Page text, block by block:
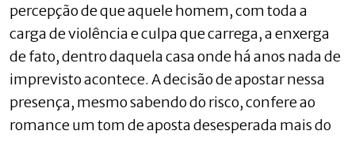
percepção de que aquele homem, com toda a
carga de violência e culpa que carrega, a enxerga
de fato, dentro daquela casa onde há anos nada de
imprevisto acontece. A decisão de apostar nessa
presença, mesmo sabendo do risco, confere ao
romance um tom de aposta desesperada mais do